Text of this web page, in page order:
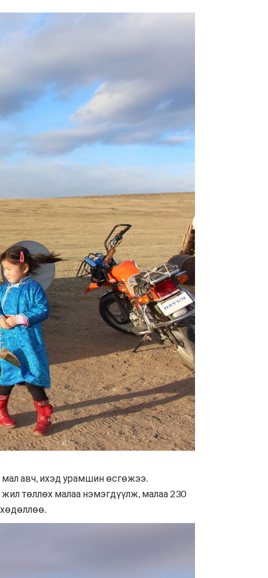
мал авч, ихэд урамшин өсгөжээ.
төллөх малаа нэмэгдүүлж, малаа 230